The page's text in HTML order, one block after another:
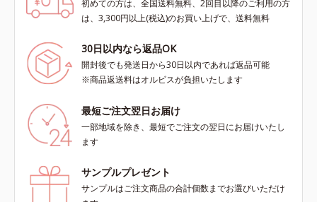
初めての方は、全国送料無料、2回目以降のご利用の方
は、3,300円以上(税込)のお買い上げで、送料無料
30日以内なら返品OK
開封後でも発送日から30日以内であれば返品可能
※商品返送料はオルビスが負担いたします
最短ご注文翌日お届け
一部地域を除き、最短でご注文の翌日にお届けいたし
ます
サンプルプレゼント
サンプルはご注文商品の合計個数までお選びいただけ